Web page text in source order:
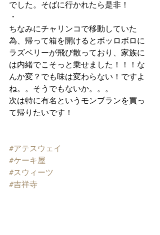
でした。そばに行かれたら是非！
・
ちなみにチャリンコで移動していた
為、帰って箱を開けるとボッロボロに
ラズベリーが飛び散っており、家族に
は内緒でこそっと乗せました！！！な
んか変？でも味は変わらない！ですよ
ね。。そうでもないか。。。
次は特に有名というモンブランを買っ
て帰りたいです！
#アテスウェイ
#ケーキ屋
#スウィーツ
#吉祥寺